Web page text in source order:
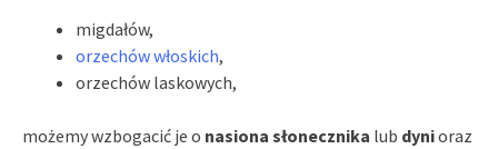
migdałów,
orzechów włoskich,
orzechów laskowych,
możemy wzbogacić je o nasiona słonecznika lub dynioraz